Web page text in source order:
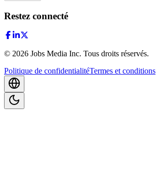
Restez connecté
© 2026 Jobs Media Inc. Tous droits réservés.
Politique de confidentialitéTermes et conditions